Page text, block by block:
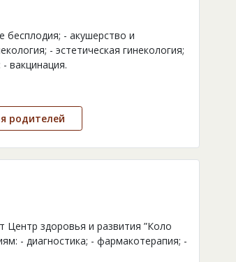
бесплодия; - акушерство и
- эстетическая гинекология;
вакцинация.
родителей
Центр здоровья и развития ”Коло
- диагностика; - фармакотерапия; -